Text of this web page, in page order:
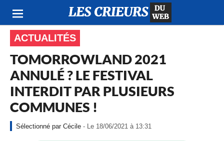
ACTUALITÉS
TOMORROWLAND 2021
ANNULÉ ? LE FESTIVAL
INTERDIT PAR PLUSIEURS
COMMUNES !
Cécile - Le 18/06/2021 à 13:31